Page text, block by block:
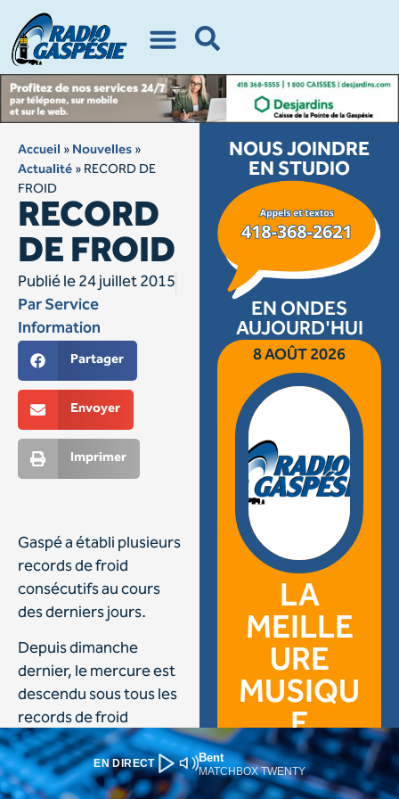
EN DIRECT Bent
MATCHBOX TWENTY